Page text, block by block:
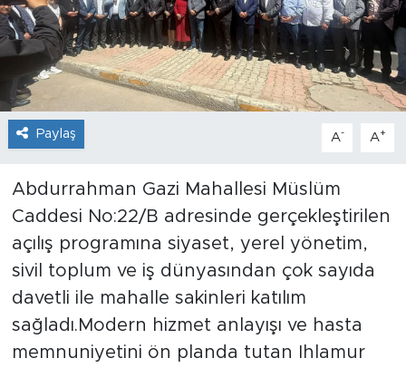
Paylaş A- A+
Abdurrahman Gazi Mahallesi Müslüm
Caddesi No:22/B adresinde gerçekleştirilen
açılış programına siyaset, yerel yönetim,
sivil toplum ve iş dünyasından çok sayıda
davetli ile mahalle sakinleri katılım
sağladı.Modern hizmet anlayışı ve hasta
memnuniyetini ön planda tutan Ihlamur